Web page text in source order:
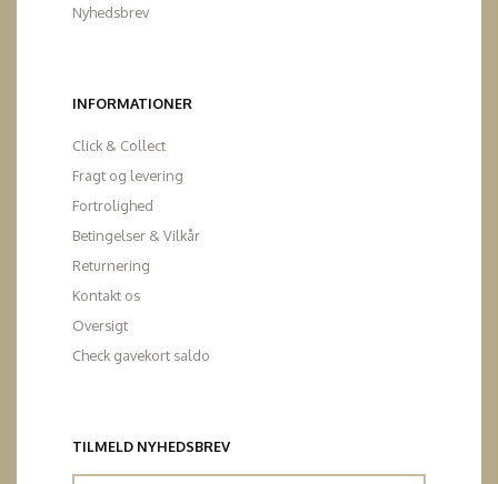
Nyhedsbrev
INFORMATIONER
Click & Collect
Fragt og levering
Fortrolighed
Betingelser & Vilkår
Returnering
Kontakt os
Oversigt
Check gavekort saldo
TILMELD NYHEDSBREV